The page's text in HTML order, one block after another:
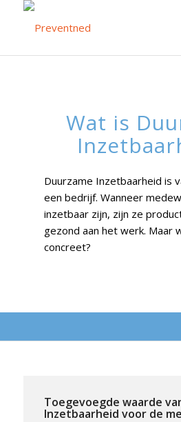
Wat is
Duurzame Inzetbaarheid is
een bedrijf. Wanneer
inzetbaar zijn, zijn ze
gezond aan het werk. Maar
concreet?
Toegevoegde waarde
Inzetbaarheid voor de